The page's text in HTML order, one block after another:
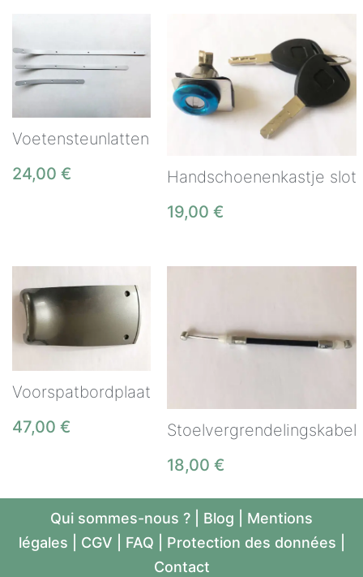
Voetensteunlatten
24,00 €
Handschoenenkastje slot
19,00 €
Voorspatbordplaat
47,00 €
Stoelvergrendelingskabel
18,00 €
Qui sommes-nous ? Blog
Mentions
légales
CGV FAQ Protection des données
Contact